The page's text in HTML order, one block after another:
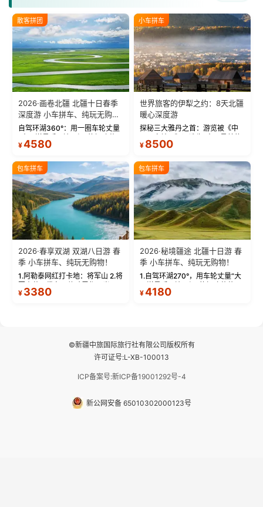
散客拼团
2026·画卷北疆 北疆十日春季
深度游 小车拼车、纯玩无购
物！
自驾环湖360°：用一圈车轮丈量
“大西洋最后一滴眼泪”的极致蔚
蓝。 赛湖旅拍：甄选多款风格服
绝美瞬间。 赛湖坦克300跟车视
频：专业摄影师...
¥4580
小车拼车
世界旅客的伊犁之约：8天北疆
暖心深度游
探秘三大雅丹之首：游览被《中
国国家地理》评选为“中国最美的
三大雅丹”第一名的克拉玛依魔鬼
瓦人最大村落——禾木村，欣赏
晨雾与小木...
¥ 8500
包车拼车
2026·春享双湖 双湖八日游 春
季 小车拼车、纯玩无购物！
1.阿勒泰网红打卡地：将军山 2.将
军山落日缆车，体验雪都风光 3.
将军山，夕阳派对，蹦迪party 4.
¥ 3380
包车拼车
2026·秘境疆途 北疆十日游 春
季 小车拼车、纯玩无购物！
1.自驾环湖270°，用车轮丈量“大
西洋最后一滴眼泪”的极致蔚蓝，
让雪山、花海与深邃湖水在转弯
¥4180
©新疆中旅国际旅行社有限公司版权所有
许可证号:L-XB-100013
ICP备案号:新ICP备19001292号-4
新公网安备 65010302000123号